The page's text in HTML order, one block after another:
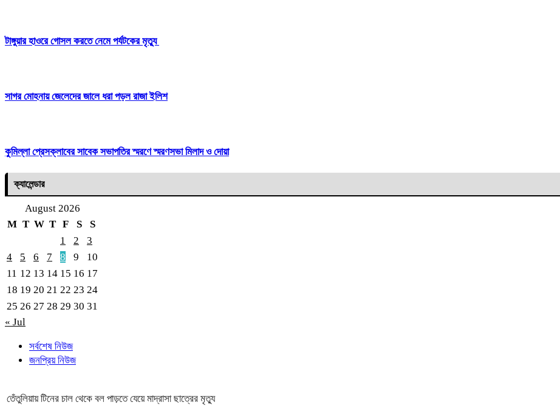
টাঙ্গুয়ার হাওরে গোসল করতে নেমে পর্যটকের মৃত্যু
সাগর মোহনায় জেলেদের জালে ধরা পড়ল রাজা ইলিশ
কুমিল্লা প্রেসক্লাবের সাবেক সভাপতির স্মরণে স্মরণসভা মিলাদ ও দোয়া
ক্যালেন্ডার
August 2026
M T W T F S
S
1
2
3
4
5 6 7 8 9
10
11 12 13 14 15 16 17
18 19 20 21 22 23 24
25 26 27 28 29 30 31
« Jul
সর্বশেষ নিউজ
জনপ্রিয় নিউজ
তেঁতুলিয়ায় টিনের চাল থেকে বল পাড়তে যেয়ে মাদ্রাসা ছাত্রের মৃত্যু